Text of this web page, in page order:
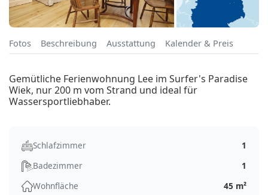
Fotos Beschreibung Ausstattung Kalender & Preis
Gemütliche Ferienwohnung Lee im Surfer's Paradise
Wiek, nur 200 m vom Strand und ideal für
Wassersportliebhaber.
Schlafzimmer
1
Badezimmer
1
Wohnfläche
45 m²